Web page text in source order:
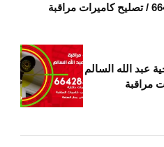
الجابر / 66428585 / تصليح كاميرات مراقبة
عبد الله السالم